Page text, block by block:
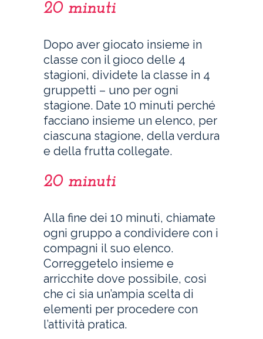
20 minuti
Dopo aver giocato insieme in
classe con il gioco delle 4
stagioni, dividete la classe in 4
gruppetti – uno per ogni
stagione. Date 10 minuti perché
facciano insieme un elenco, per
ciascuna stagione, della verdura
e della frutta collegate.
20 minuti
Alla fine dei 10 minuti, chiamate
ogni gruppo a condividere con i
compagni il suo elenco.
Correggetelo insieme e
arricchite dove possibile, così
che ci sia un’ampia scelta di
elementi per procedere con
l’attività pratica.